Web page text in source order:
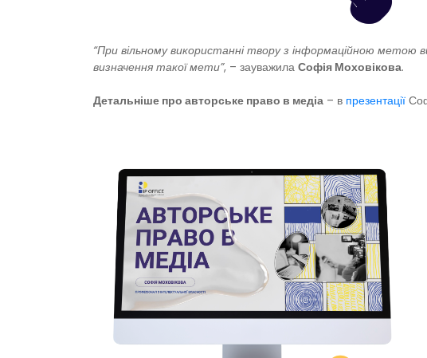
“При вільному використанні твору з інформаційною метою
визначення такої мети”, – зауважила Софія Моховікова.
Детальніше про авторське право в медіа – в презентації